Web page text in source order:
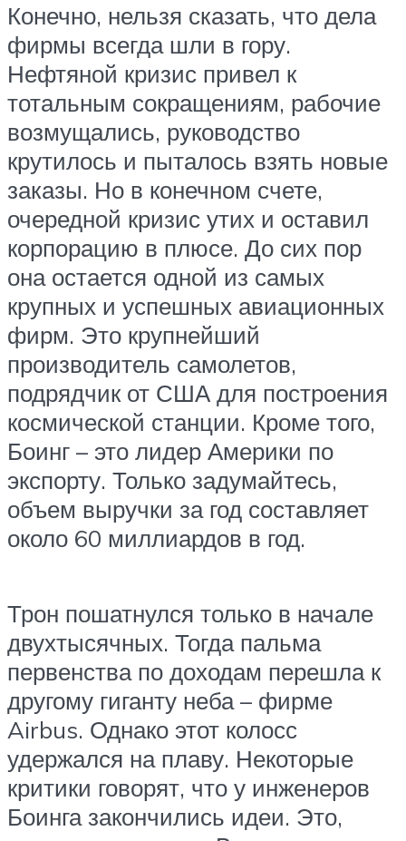
Конечно, нельзя сказать, что дела
фирмы всегда шли в гору.
Нефтяной кризис привел к
тотальным сокращениям, рабочие
возмущались, руководство
крутилось и пыталось взять новые
заказы. Но в конечном счете,
очередной кризис утих и оставил
корпорацию в плюсе. До сих пор
она остается одной из самых
крупных и успешных авиационных
фирм. Это крупнейший
производитель самолетов,
подрядчик от США для построения
космической станции. Кроме того,
Боинг – это лидер Америки по
экспорту. Только задумайтесь,
объем выручки за год составляет
около 60 миллиардов в год.
Трон пошатнулся только в начале
двухтысячных. Тогда пальма
первенства по доходам перешла к
другому гиганту неба – фирме
Airbus. Однако этот колосс
удержался на плаву. Некоторые
критики говорят, что у инженеров
Боинга закончились идеи. Это,